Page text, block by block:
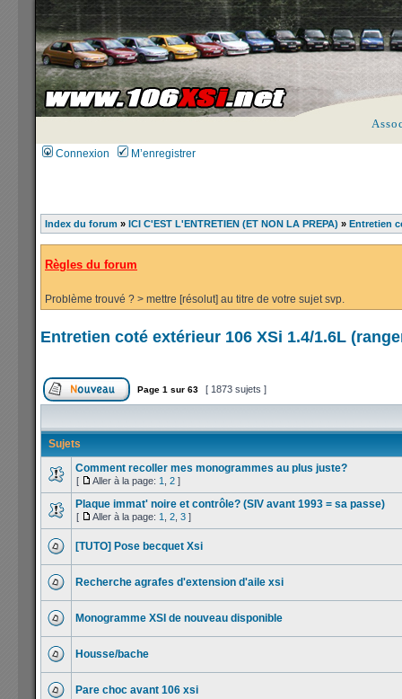
Connexion M’enregistrer
Index du forum » ICI C'EST L'ENTRETIEN (ET NON LA PREPA) » Entretien
Règles du forum
Problème trouvé ? > mettre [résolut] au titre de votre sujet svp.
Entretien coté extérieur 106 XSi 1.4/1.6L
Page 1 sur 63 [ 1873 sujets ]
Sujets
Comment recoller mes monogrammes au plus juste?
[ Aller à la page: 1 2 ]
Plaque immat' noire et contrôle? (SIV avant 1993 = sa passe)
[ Aller à la page: 1 2 3 ]
[TUTO] Pose becquet Xsi
Recherche agrafes d'extension d'aile xsi
Monogramme XSI de nouveau disponible
Housse/bache
Pare choc avant 106 xsi